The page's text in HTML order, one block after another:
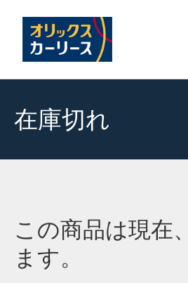
在庫切れ
この商品は現在
ます。